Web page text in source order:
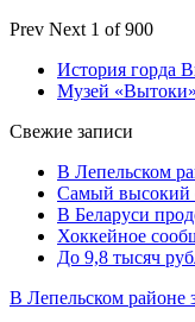
Prev Next 1 of 900
История горда
Музей «Вытоки»
Свежие записи
В Лепельском
Самый высокий
В Беларуси
Хоккейное
До 9,8 тысяч
В Лепельском районе